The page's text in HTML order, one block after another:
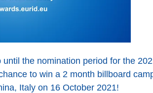
the nomination period for the
to win a 2 month billboard
Italy on 16 October 2021!